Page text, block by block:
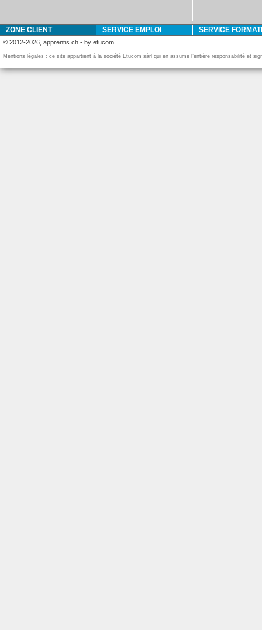
ZONE CLIENT SERVICE EMPLOI SERVICE
© 2012-2026, apprentis.ch - by etucom
Mentions légales : ce site appartient à la société Etucom sàrl qui en assume l’entière responsabilité et